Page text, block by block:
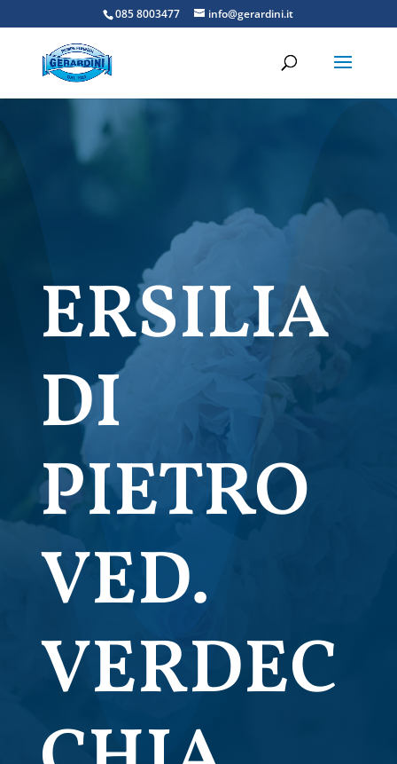
085 8003477 info@gerardini.it
ERSILIA
DI
PIETRO
VED.
VERDEC